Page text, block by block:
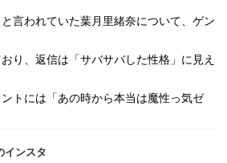
言われていた葉月里緒奈について、ゲン
り、返信は「サバサバした性格」に見え
トには「あの時から本当は魔性っ気ゼ
ンスタ